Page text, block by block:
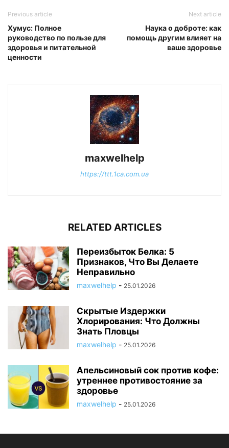
Previous article
Хумус: Полное
руководство по пользе для
здоровья и питательной
ценности
Next article
Наука о доброте: как
помощь другим влияет на
ваше здоровье
maxwelhelp
https://ttt.1ca.com.ua
RELATED ARTICLES
Переизбыток Белка: 5
Признаков, Что Вы Делаете
Неправильно
maxwelhelp - 25.01.2026
Скрытые Издержки
Хлорирования: Что Должны
Знать Пловцы
maxwelhelp - 25.01.2026
Апельсиновый сок против кофе:
утреннее противостояние за
здоровье
maxwelhelp - 25.01.2026